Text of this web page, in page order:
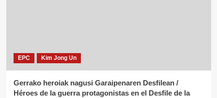
EPC Kim Jong Un
Gerrako heroiak nagusi Garaipenaren Desfilean /
Héroes de la guerra protagonistas en el Desfile de la